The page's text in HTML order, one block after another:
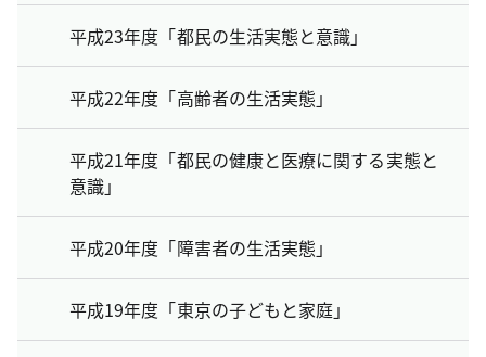
平成23年度「都民の生活実態と意識」
平成22年度「高齢者の生活実態」
平成21年度「都民の健康と医療に関する実態と
意識」
平成20年度「障害者の生活実態」
平成19年度「東京の子どもと家庭」